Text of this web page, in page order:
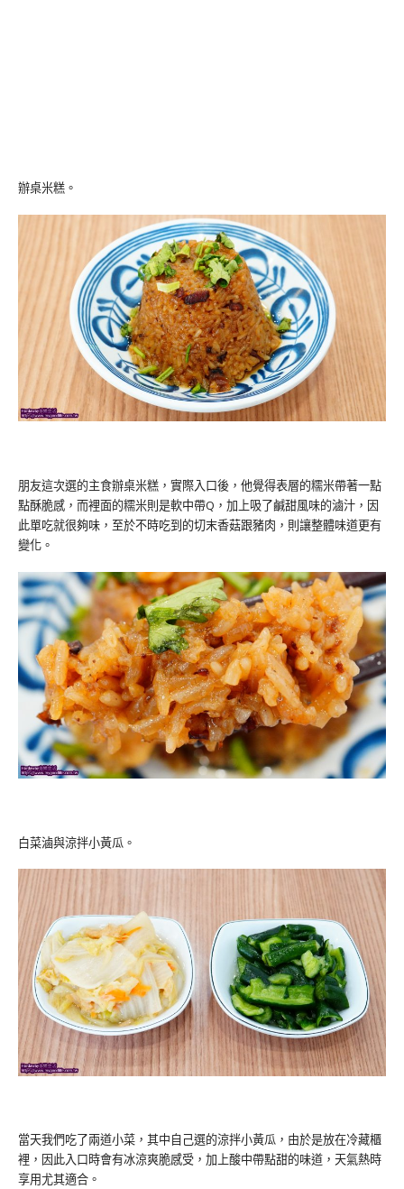
辦桌米糕。
朋友這次選的主食辦桌米糕，實際入口後，他覺得表層的糯米帶著一點
點酥脆感，而裡面的糯米則是軟中帶Q，加上吸了鹹甜風味的滷汁，因
此單吃就很夠味，至於不時吃到的切末香菇跟豬肉，則讓整體味道更有
變化。
白菜滷與涼拌小黃瓜。
當天我們吃了兩道小菜，其中自己選的涼拌小黃瓜，由於是放在冷藏櫃
裡，因此入口時會有冰涼爽脆感受，加上酸中帶點甜的味道，天氣熱時
享用尤其適合。